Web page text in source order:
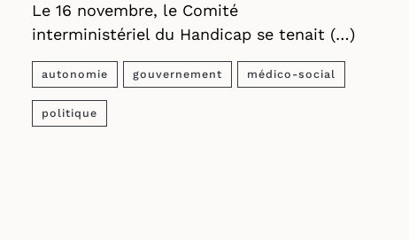
Le 16 novembre, le Comité
interministériel du Handicap se tenait (…)
autonomie gouvernement médico-social
politique